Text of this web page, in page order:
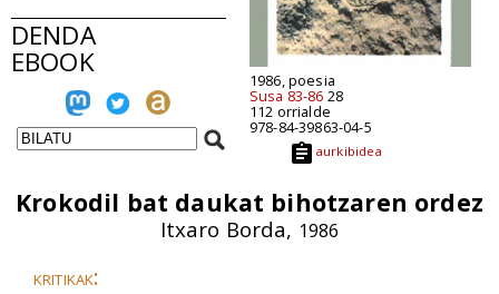
DENDA
EBOOK
1986, poesia
Susa 83-86 28
112 orrialde
978-84-39863-04-5
aurkibidea
Krokodil bat daukat bihotzaren ordez
Itxaro Borda, 1986
kritikak: